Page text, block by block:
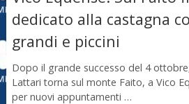
dedicato alla castagna
grandi e piccini
Dopo il grande successo del 4
Lattari torna sul monte Faito, a Vico
per nuovi appuntamenti …